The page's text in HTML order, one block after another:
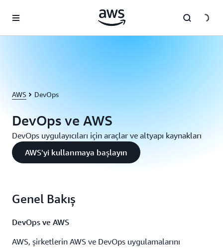
AWS DevOps
DevOps ve AWS
DevOps uygulayıcıları için araçlar ve altyapı kaynakları
AWS'yi kullanmaya başlayın
Genel Bakış
DevOps ve AWS
AWS, şirketlerin AWS ve DevOps uygulamalarını